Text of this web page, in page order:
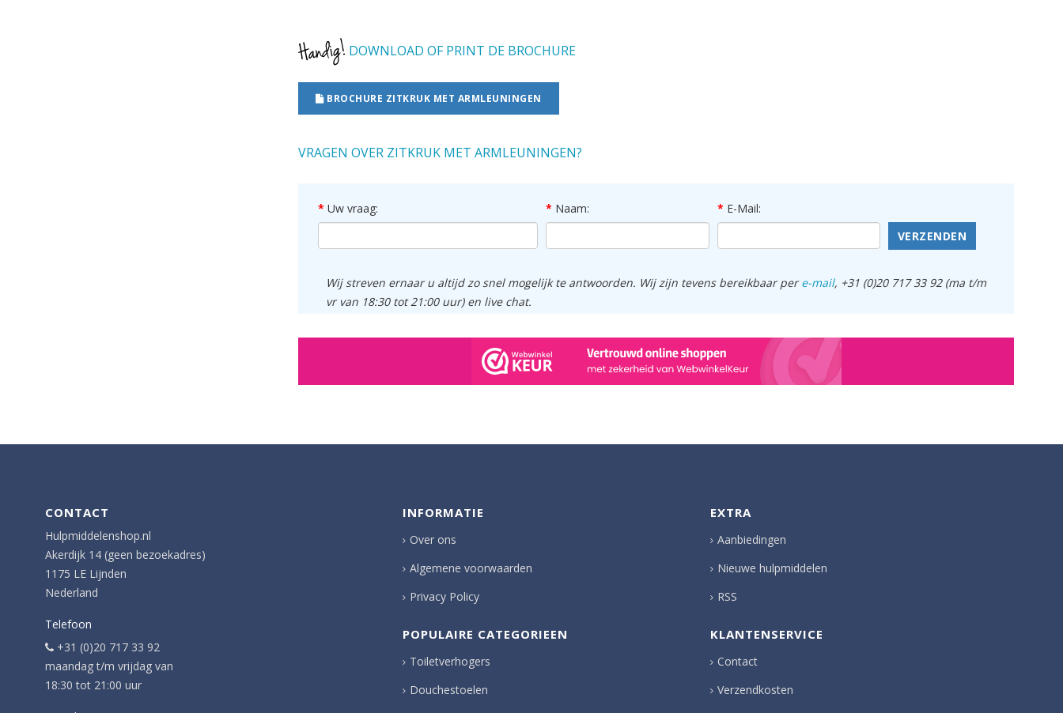
DOWNLOAD OF PRINT DE BROCHURE
BROCHURE ZITKRUK MET ARMLEUNINGEN
VRAGEN OVER ZITKRUK MET ARMLEUNINGEN?
Uw vraag: Naam:
E-Mail:
VERZENDEN
Wij streven ernaar u altijd zo snel mogelijk te antwoorden. Wij zijn tevens bereikbaar pere-mail, +31 (0)20 717 33 92 (ma t/m
vr van 18:30 tot 21:00 uur) en live chat.
CONTACT
Hulpmiddelenshop.nl
Akerdijk 14 (geen bezoekadres)
1175 LE Lijnden
Nederland
Telefoon
+31 (0)20 717 33 92
maandag t/m vrijdag van
18:30 tot 21:00 uur
EXTRA
Aanbiedingen
Nieuwe hulpmiddelen
RSS
KLANTENSERVICE
Contact
Verzendkosten
INFORMATIE
Over ons
Algemene voorwaarden
Privacy Policy
POPULAIRE CATEGORIEEN
Toiletverhogers
Douchestoelen